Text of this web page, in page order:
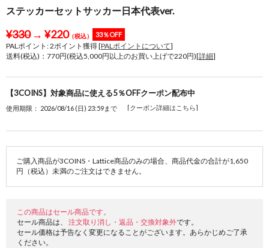
ステッカーセットサッカー日本代表ver.
¥330→ ¥220（税込） 33％OFF
PALポイント:2ポイント獲得 [PALポイントについて]
送料(税込)：770円(税込5,000円以上のお買い上げで220円)[詳細]
【3COINS】対象商品に使える5％OFFクーポン配布中
使用期限： 2026/08/16 (日) 23:59まで [クーポン詳細はこちら]
ご購入商品が3COINS・Lattice商品のみの場合、商品代金の合計が1,650
円（税込）未満のご注文はできません。
この商品はセール商品です。
セール商品は、 注文取り消し・返品・交換対象外です。
セール価格は予告なく変更になることがございます。あらかじめご了承
ください。